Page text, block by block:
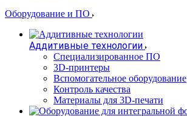
Оборудование и ПО
Аддитивные технологии
Специализированное ПО
3D-принтеры
Вспомогательное оборудование
Контроль качества
Материалы для 3D-печати